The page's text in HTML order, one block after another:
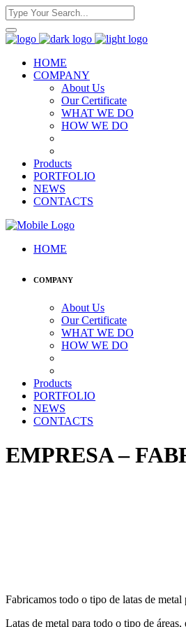
HOME
COMPANY
About Us
Our Certificate
WHAT WE DO
HOW WE DO
Products
PORTFOLIO
NEWS
CONTACTS
HOME
COMPANY
About Us
Our Certificate
WHAT WE DO
HOW WE DO
Products
PORTFOLIO
NEWS
CONTACTS
EMPRESA –
Fabricamos todo o tipo de latas de
Latas de metal para todo o tipo de